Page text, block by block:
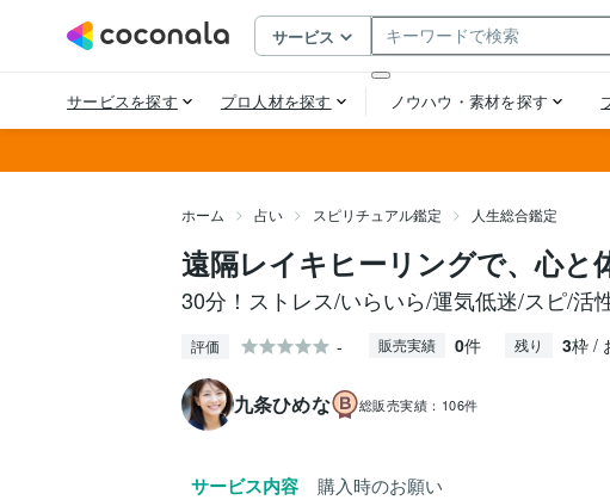
ホーム 占い スピリチュアル鑑定 人生総合鑑定
遠隔レイキヒーリングで、心と
30分！ストレス/いらいら/運気低迷/スピ/活
評価 - 販売実績 0件 残り 3枠 /
九条ひめな 総販売実績： 106件
サービス内容 購入時のお願い